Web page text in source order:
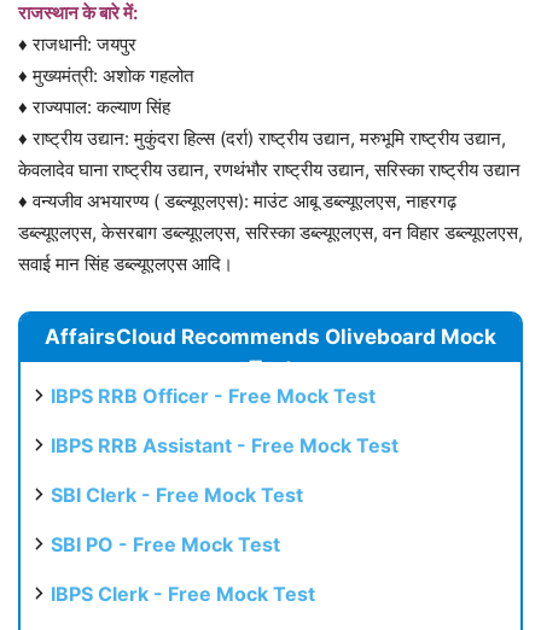
राजस्थान के बारे में:
♦ राजधानी: जयपुर
♦ मुख्यमंत्री: अशोक गहलोत
♦ राज्यपाल: कल्याण सिंह
♦ राष्ट्रीय उद्यान: मुकुंदरा हिल्स (दर्रा) राष्ट्रीय उद्यान, मरुभूमि राष्ट्रीय उद्यान,
केवलादेव घाना राष्ट्रीय उद्यान, रणथंभौर राष्ट्रीय उद्यान, सरिस्का राष्ट्रीय उद्यान
♦ वन्यजीव अभयारण्य ( डब्ल्यूएलएस): माउंट आबू डब्ल्यूएलएस, नाहरगढ़
डब्ल्यूएलएस, केसरबाग डब्ल्यूएलएस, सरिस्का डब्ल्यूएलएस, वन विहार डब्ल्यूएलएस,
सवाई मान सिंह डब्ल्यूएलएस आदि।
AffairsCloud Recommends Oliveboard Mock
Test
IBPS RRB Officer - Free Mock Test
IBPS RRB Assistant - Free Mock Test
SBI Clerk - Free Mock Test
SBI PO - Free Mock Test
IBPS Clerk - Free Mock Test